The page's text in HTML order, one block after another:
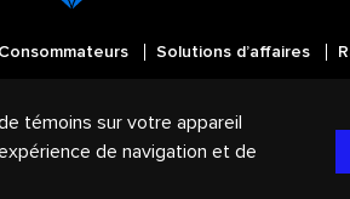
Consommateurs Solutions d’affaires
Stingray au Canada, aux États-
|Modalités et Conditions
témoins sur votre appareil
de navigation et de